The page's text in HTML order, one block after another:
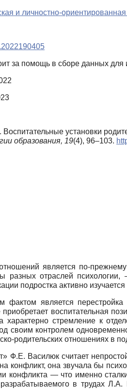
и личностно-
за помощь в сборе данных
установки
образования, 19(4), 96–103.
отношений является по-
разных отраслей
подростка активно изучается
является перестройка
воспитательная
характерно стремление к
своим контролем
родительских отношениях в
Ф.Е. Василюк считает
конфликт, она звучала бы
конфликта — что именно
разрабатываемого в трудах